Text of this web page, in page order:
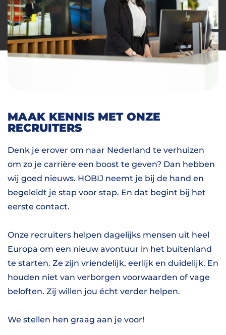
MAAK KENNIS MET ONZE
RECRUITERS
Denk je erover om naar Nederland te verhuizen
om zo je carrière een boost te geven? Dan hebben
wij goed nieuws. HOBIJ neemt je bij de hand en
begeleidt je stap voor stap. En dat begint bij het
eerste contact.
Onze recruiters helpen dagelijks mensen uit heel
Europa om een nieuw avontuur in het buitenland
te starten. Ze zijn vriendelijk, eerlijk en duidelijk. En
houden niet van verborgen voorwaarden of vage
beloften. Zij willen jou écht verder helpen.
We stellen hen graag aan je voor!